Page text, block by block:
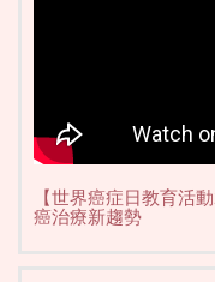
【世界癌症日教育活
癌治療新趨勢